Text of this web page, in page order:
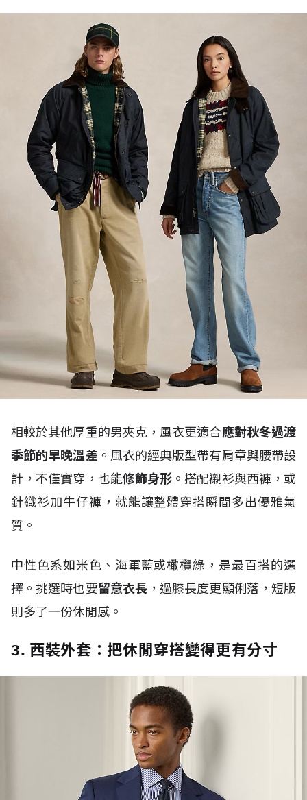
相較於其他厚重的男夾克，風衣更適合應對秋冬過渡
季節的早晚溫差 。風衣的經典版型帶有肩章與腰帶設
計，不僅實穿，也能修飾身形 。搭配襯衫與西褲，或
針織衫加牛仔褲，就能讓整體穿搭瞬間多出優雅氣
質。
中性色系如米色、海軍藍或橄欖綠，是最百搭的選
擇。挑選時也要留意衣長 ，過膝長度更顯俐落，短版
則多了一份休閒感。
3. 西裝外套：把休閒穿搭變得更有分寸